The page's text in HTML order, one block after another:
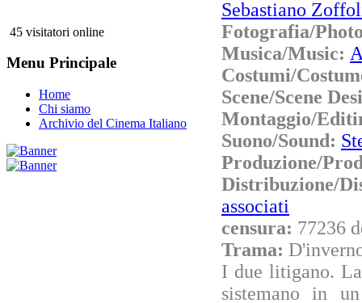
45 visitatori online
Menu Principale
Home
Chi siamo
Archivio del Cinema Italiano
Sebastiano
Fotografia/
Musica/Music:
Costumi/
Scene/Scene
Montaggio/
Suono/Sound:
Produzione/
associati
censura: 77236
Trama:
I due litigano.
sistemano in